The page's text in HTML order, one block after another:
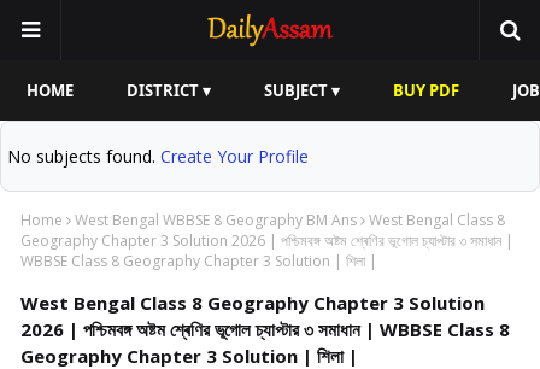
HOME DISTRICT ▾ SUBJECT ▾ BUY PDF
No subjects found. Create Your Profile
Home West Bengal WBBSE 8 Geography BM Ans West Bengal Class 8
Geography Chapter 3 Solution 2026 | পশ্চিমবঙ্গ অষ্টম শ্ৰেণির ভূগোল চ্যাপ্টার ৩ সমাধান |
WBBSE Class 8 Geography Chapter 3 Solution | শিলা |
West Bengal Class 8 Geography Chapter 3 Solution
2026 | পশ্চিমবঙ্গ অষ্টম শ্ৰেণির ভূগোল চ্যাপ্টার ৩ সমাধান | WBBSE Class 8
Geography Chapter 3 Solution | শিলা |